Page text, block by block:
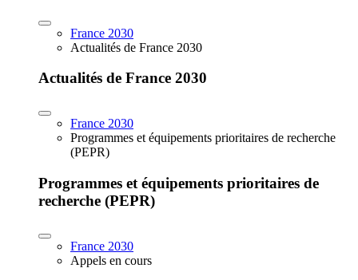
France 2030
Actualités de France 2030
Actualités de France 2030
France 2030
Programmes et équipements prioritaires de recherche
(PEPR)
Programmes et équipements prioritaires de
recherche (PEPR)
France 2030
Appels en cours